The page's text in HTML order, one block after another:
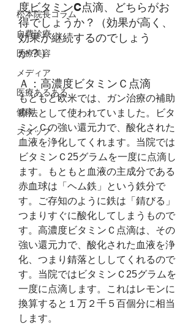
松本院長コラム
自費診療
医療美容
メディア
医療あるある
健康
スタッフ
度ビタミンC点滴、どちらがお
得でしょうか？（効果が高く、
効果が継続するのでしょう
か？）
Ａ：高濃度ビタミンＣ点滴
もともと欧米では、ガン治療の補助
療法として使われていました。ビタ
ミンＣの強い還元力で、酸化された
血液を浄化してくれます。当院では
ビタミンＣ25グラムを一度に点滴し
ます。もともと血液の主成分である
赤血球は「ヘム鉄」という鉄分で
す。ご存知のように鉄は「錆びる」
つまりすぐに酸化してしまうもので
す。高濃度ビタミンＣ点滴は、その
強い還元力で、酸化された血液を浄
化、つまり錆落とししてくれるので
す。当院ではビタミンＣ25グラムを
一度に点滴します。これはレモンに
換算すると１万２千５百個分に相当
します。